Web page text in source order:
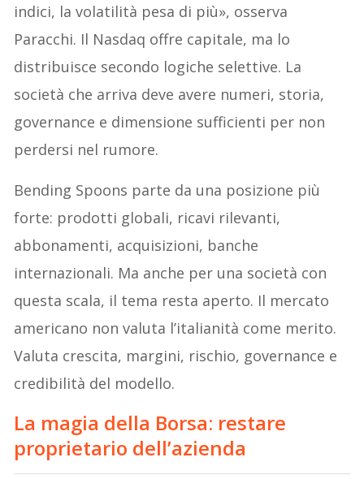
indici, la volatilità pesa di più», osserva
Paracchi. Il Nasdaq offre capitale, ma lo
distribuisce secondo logiche selettive. La
società che arriva deve avere numeri, storia,
governance e dimensione sufficienti per non
perdersi nel rumore.
Bending Spoons parte da una posizione più
forte: prodotti globali, ricavi rilevanti,
abbonamenti, acquisizioni, banche
internazionali. Ma anche per una società con
questa scala, il tema resta aperto. Il mercato
americano non valuta l’italianità come merito.
Valuta crescita, margini, rischio, governance e
credibilità del modello.
La magia della Borsa: restare
proprietario dell’azienda